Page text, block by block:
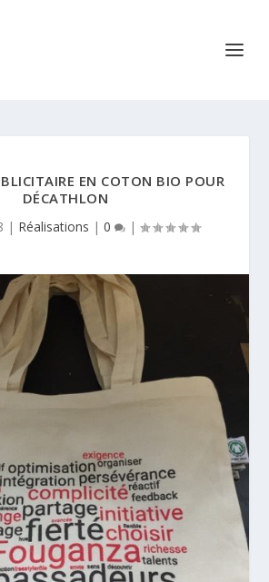
EN COTON BIO POUR
DÉCATHLON
| Réalisations | 0 |